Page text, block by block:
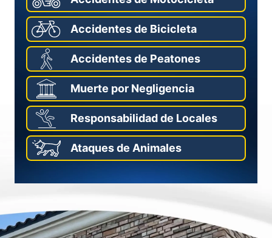
Accidentes de Bicicleta
Accidentes de Peatones
Muerte por Negligencia
Responsabilidad de Locales
Ataques de Animales